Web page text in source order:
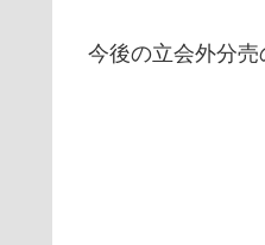
今後の立会外分売